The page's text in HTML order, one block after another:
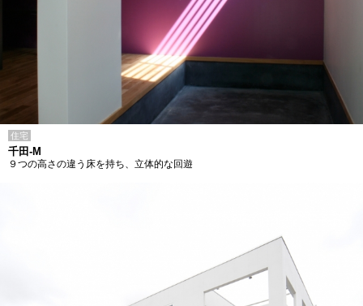
住宅
千田-M
９つの高さの違う床を持ち、立体的な回遊